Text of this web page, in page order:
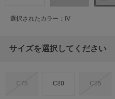
選択されたカラー：IV
サイズを選択してください
C75 C80 C85